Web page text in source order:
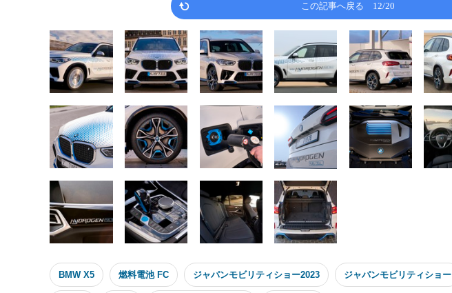
この記事へ戻る 12/20
BMW X5 燃料電池 FC ジャパンモビリティショー2023 ジャパンモビリティショー